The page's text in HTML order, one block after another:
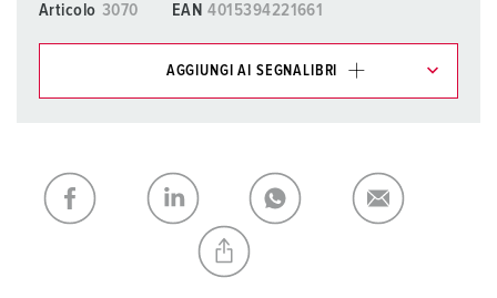
Articolo 3070 EAN 4015394221661
AGGIUNGI AI SEGNALIBRI
CREA NUOVA LISTA